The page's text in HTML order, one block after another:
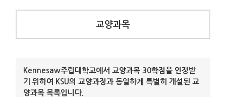
교양과목
Kennesaw주립대학교에서 교양과목 30학점을 인정받
기 위하여 KSU의 교양과정과 동일하게 특별히 개설된 교
양과목 목록입니다.